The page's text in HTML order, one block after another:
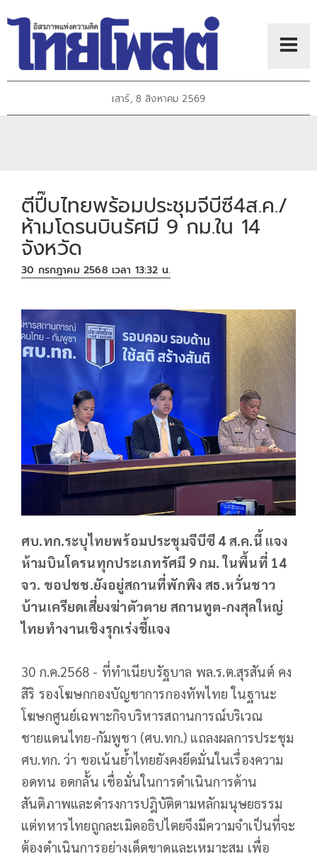
เสาร์, 8 สิงหาคม 2569
ตีปี๊บไทยพร้อมประชุมจีบีซี4ส.ค./
ห้ามโดรนบินรัศมี 9 กม.ใน 14
จังหวัด
30 กรกฎาคม 2568 เวลา 13:32 น.
ศบ.ทก.ระบุไทยพร้อมประชุมจีบีซี 4 ส.ค.นี้ แจง
ห้ามบินโดรนทุกประเภทรัศมี 9 กม. ในพื้นที่ 14
จว. ขอปชช.ยังอยู่สถานที่พักพิง สธ.หวั่นชาว
บ้านเครียดเสี่ยงฆ่าตัวตาย สถานทูต-กงสุลใหญ่
ไทยทำงานเชิงรุกเร่งชี้แจง
30 ก.ค.2568 - ที่ทำเนียบรัฐบาล พล.ร.ต.สุรสันต์ คง
สิริ รองโฆษกกองบัญชาการกองทัพไทย ในฐานะ
โฆษกศูนย์เฉพาะกิจบริหารสถานการณ์บริเวณ
ชายแดนไทย-กัมพูชา (ศบ.ทก.) แถลงผลการประชุม
ศบ.ทก. ว่า ขอเน้นย้ำไทยยังคงยึดมั่นในเรื่องความ
อดทน อดกลั้น เชื่อมั่นในการดำเนินการด้าน
สันติภาพและดำรงการปฎิบัติตามหลักมนุษยธรรม
แต่ทหารไทยถูกละเมิดอธิปไตยจึงมีความจำเป็นที่จะ
ต้องดำเนินการอย่างเด็ดขาดและเหมาะสม เพื่อ